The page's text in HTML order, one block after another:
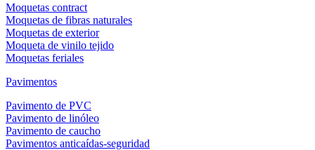
Moquetas contract
Moquetas de fibras naturales
Moquetas de exterior
Moqueta de vinilo tejido
Moquetas feriales
Pavimentos
Pavimento de PVC
Pavimento de linóleo
Pavimento de caucho
Pavimentos anticaídas-seguridad